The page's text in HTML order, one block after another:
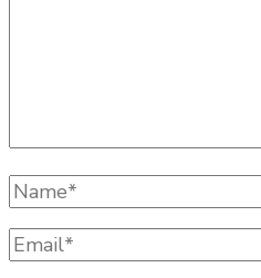
Name*
Email*